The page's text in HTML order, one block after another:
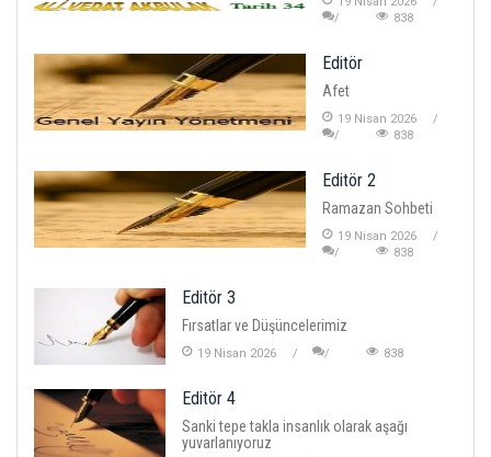
838
Editör
Afet
19 Nisan 2026
838
Editör 2
Ramazan Sohbeti
19 Nisan 2026
838
Editör 3
Fırsatlar ve Düşüncelerimiz
19 Nisan 2026 838
Editör 4
Sanki tepe takla insanlık olarak aşağı
yuvarlanıyoruz